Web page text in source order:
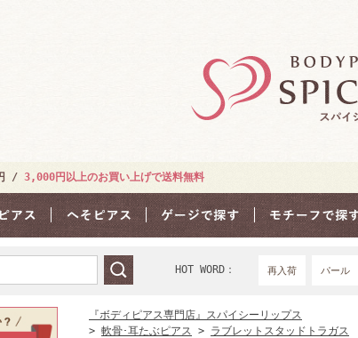
/ 3,000円以上のお買い上げで送料無料
HOT WORD： 再入荷 パール
『ボディピアス専門店』スパイシーリップス
> 軟骨･耳たぶピアス > ラブレットスタッドトラガス